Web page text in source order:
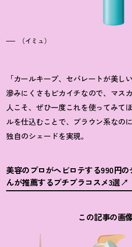
（イミュ）
「カールキープ、セパレートが美し
滲みにくさもピカイチなので、マス
人こそ、ぜひ一度これを使ってみて
ルを仕込むことで、ブラウン系なの
独自のシェードを実現。
美容のプロがヘビロテする990円の
んが推薦するプチプラコスメ3選
この記事の画